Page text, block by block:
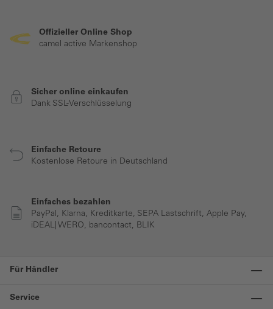
Offizieller Online Shop
camel active Markenshop
Sicher online einkaufen
Dank SSL-Verschlüsselung
Einfache Retoure
Kostenlose Retoure in Deutschland
Einfaches bezahlen
PayPal, Klarna, Kreditkarte, SEPA Lastschrift, Apple Pay,
iDEAL| WERO, bancontact, BLIK
Für Händler
Service